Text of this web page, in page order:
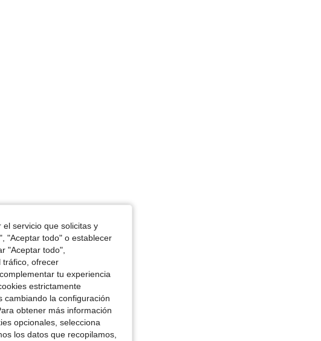
servicio que solicitas y
"Aceptar todo" o establecer
"Aceptar todo",
tráfico, ofrecer
tu experiencia
estrictamente
cambiando la configuración
obtener más información
opcionales, selecciona
los datos que recopilamos,